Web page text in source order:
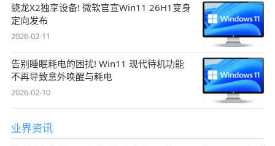
骁龙X2独享设备! 微软官宣Win11 26H1变身
定向发布
2026-02-11
告别睡眠耗电的困扰! Win11 现代待机功能
不再导致意外唤醒与耗电
2026-02-10
业界资讯